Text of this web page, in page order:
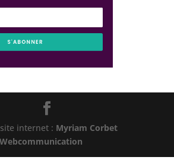
internet : Myriam Corbet
Webcommunication